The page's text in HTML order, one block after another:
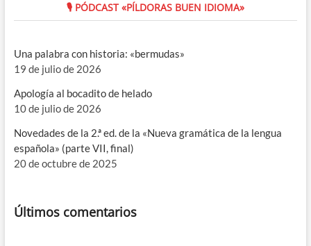
🎙 PÓDCAST «PÍLDORAS BUEN IDIOMA»
Una palabra con historia: «bermudas»
19 de julio de 2026
Apología al bocadito de helado
10 de julio de 2026
Novedades de la 2.ª ed. de la «Nueva gramática de la lengua
española» (parte VII, final)
20 de octubre de 2025
Últimos comentarios